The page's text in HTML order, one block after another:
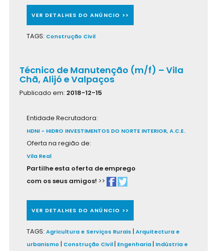
VER DETALHES DO ANÚNCIO >>
TAGS: Construção Civil
Técnico de Manutenção (m/f) – Vila
Chã, Alijó e Valpaços
Publicado em: 2018-12-15
Entidade Recrutadora:
HDNI - HIDRO INVESTIMENTOS DO NORTE INTERIOR, A.C.E.
Oferta na região de:
Vila Real
Partilhe esta oferta de emprego
com os seus amigos! >>
VER DETALHES DO ANÚNCIO >>
TAGS: Agricultura e Serviços Rurais | Arquitectura e
urbanismo | Construção Civil| Engenharia| Indústria e